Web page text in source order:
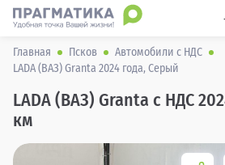
Главная Псков
Автомобили с НДС
LADA (ВАЗ) Granta 2024 года, Серый
LADA (ВАЗ) Granta с НДС
км